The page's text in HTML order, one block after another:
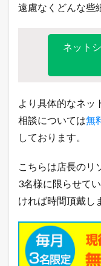
遠慮なくどんな些
ネット
より具体的なネッ
相談については無
しております。
こちらは店長のリ
3名様に限らせて
ければ時間頂戴し